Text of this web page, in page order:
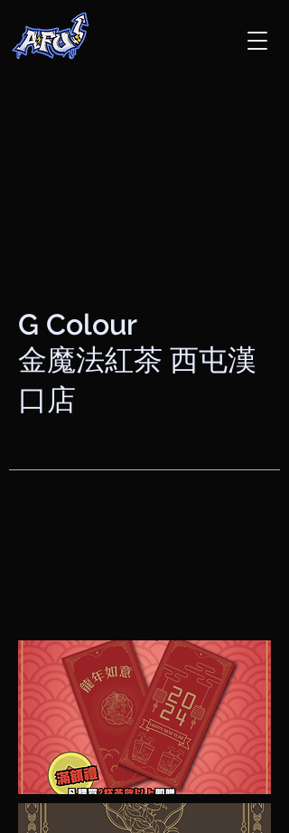
G Colour
金魔法紅茶 西屯漢
口店